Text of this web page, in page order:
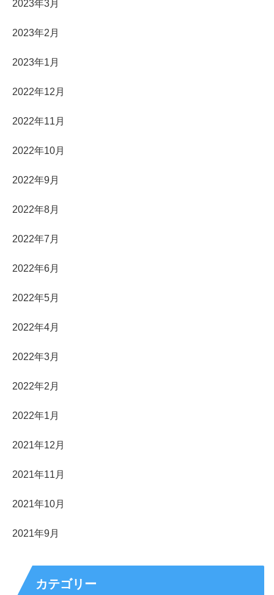
2023年3月
2023年2月
2023年1月
2022年12月
2022年11月
2022年10月
2022年9月
2022年8月
2022年7月
2022年6月
2022年5月
2022年4月
2022年3月
2022年2月
2022年1月
2021年12月
2021年11月
2021年10月
2021年9月
カテゴリー